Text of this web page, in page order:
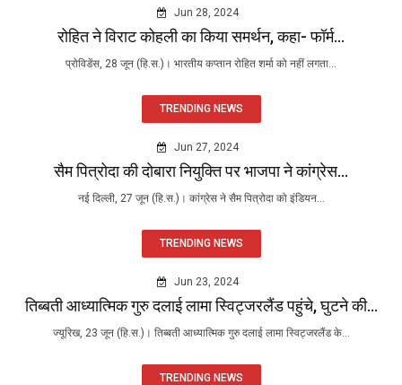
Jun 28, 2024
रोहित ने विराट कोहली का किया समर्थन, कहा- फॉर्म...
प्रोविडेंस, 28 जून (हि.स.)। भारतीय कप्तान रोहित शर्मा को नहीं लगता...
TRENDING NEWS
Jun 27, 2024
सैम पित्रोदा की दोबारा नियुक्ति पर भाजपा ने कांग्रेस...
नई दिल्ली, 27 जून (हि.स.)। कांग्रेस ने सैम पित्रोदा को इंडियन...
TRENDING NEWS
Jun 23, 2024
तिब्बती आध्यात्मिक गुरु दलाई लामा स्विट्जरलैंड पहुंचे, घुटने की...
ज्यूरिख, 23 जून (हि.स.)। तिब्बती आध्यात्मिक गुरु दलाई लामा स्विट्जरलैंड के...
TRENDING NEWS